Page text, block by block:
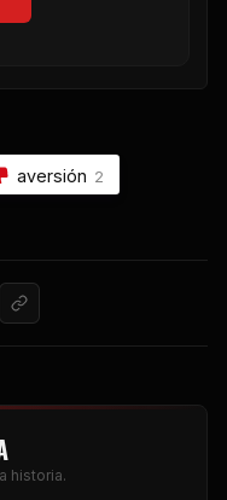
aversión 2
historia.